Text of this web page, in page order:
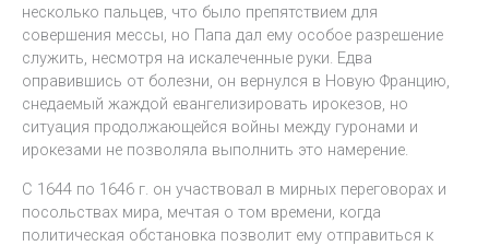
несколько пальцев, что было препятствием для
совершения мессы, но Папа дал ему особое разрешение
служить, несмотря на искалеченные руки. Едва
оправившись от болезни, он вернулся в Новую Францию,
снедаемый жаждой евангелизировать ирокезов, но
ситуация продолжающейся войны между гуронами и
ирокезами не позволяла выполнить это намерение.
С 1644 по 1646 г. он участвовал в мирных переговорах и
посольствах мира, мечтая о том времени, когда
политическая обстановка позволит ему отправиться к